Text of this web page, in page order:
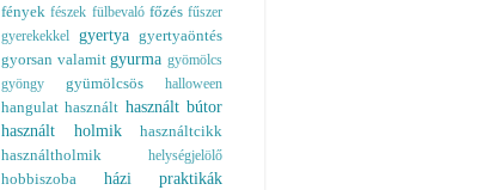
fények fészek fülbevaló főzés fűszer
gyerekekkel
gyertya gyertyaöntés
gyorsan valamit gyurma gyömölcs
gyöngy
gyümölcsös halloween
hangulat használt használt bútor
használt holmik
használtcikk
használtholmik
helységjelölő
hobbiszoba házi praktikák